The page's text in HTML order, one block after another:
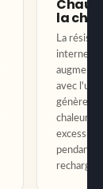
la
La
interne
augmente
avec
génère de
chaleur
excessive
pendant la
recharge.